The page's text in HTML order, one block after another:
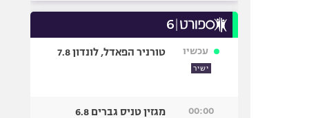
עכשיו
ישיר
טורניר הפאדל, לונדון 7.8
00:00 מגזין טניס גברים 6.8